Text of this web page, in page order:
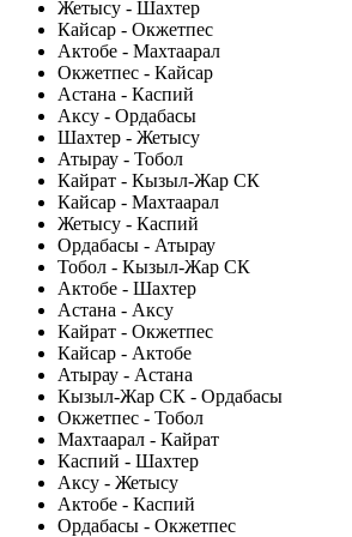
Жетысу - Шахтер
Кайсар - Окжетпес
Актобе - Махтаарал
Окжетпес - Кайсар
Астана - Каспий
Аксу - Ордабасы
Шахтер - Жетысу
Атырау - Тобол
Кайрат - Кызыл-Жар СК
Кайсар - Махтаарал
Жетысу - Каспий
Ордабасы - Атырау
Тобол - Кызыл-Жар СК
Актобе - Шахтер
Астана - Аксу
Кайрат - Окжетпес
Кайсар - Актобе
Атырау - Астана
Кызыл-Жар СК - Ордабасы
Окжетпес - Тобол
Махтаарал - Кайрат
Каспий - Шахтер
Аксу - Жетысу
Актобе - Каспий
Ордабасы - Окжетпес